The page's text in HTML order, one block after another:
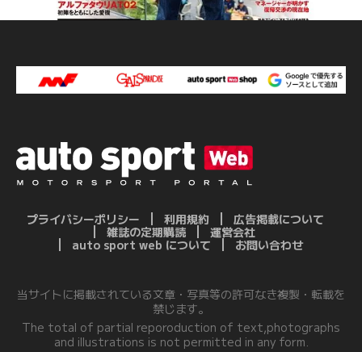
プライバシーポリシー 利用規約
広告掲載について
雑誌の定期購読
運営会社
auto sport web について
お問い合わせ
当サイトに掲載されている文章・写真等の許可なき複製・転載を
禁じます。
The total of partial reporoduction of text,photographs
and illustrations is not permitted in any form.